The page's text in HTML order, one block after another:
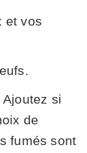
et vos
si
de
fumés sont